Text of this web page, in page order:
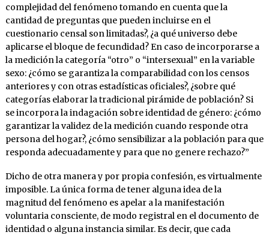
complejidad del fenómeno tomando en cuenta que la
cantidad de preguntas que pueden incluirse en el
cuestionario censal son limitadas?, ¿a qué universo debe
aplicarse el bloque de fecundidad? En caso de incorporarse a
la medición la categoría “otro” o “intersexual” en la variable
sexo: ¿cómo se garantiza la comparabilidad con los censos
anteriores y con otras estadísticas oficiales?, ¿sobre qué
categorías elaborar la tradicional pirámide de población? Si
se incorpora la indagación sobre identidad de género: ¿cómo
garantizar la validez de la medición cuando responde otra
persona del hogar?, ¿cómo sensibilizar a la población para que
responda adecuadamente y para que no genere rechazo?”
Dicho de otra manera y por propia confesión, es virtualmente
imposible. La única forma de tener alguna idea de la
magnitud del fenómeno es apelar a la manifestación
voluntaria consciente, de modo registral en el documento de
identidad o alguna instancia similar. Es decir, que cada